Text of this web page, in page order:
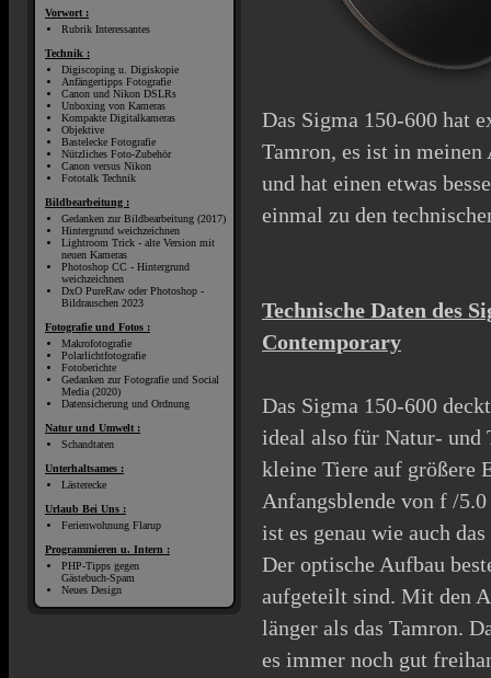
Vorwort :
Rubrik Interessantes
Technik :
Digiscoping u. Digiskopie
Anfängertipps Fotografie
Canon und Nikon DSLRs
Unboxing von Kameras
Kompakte Digitalkameras
Objektive
Bastelecke Fotografie
Nützliches Foto-Zubehör
Canon versus Nikon
Fototalk Technik
Bildbearbeitung :
Gedanken zur Bildbearbeitung (2017)
Hintergrund weichzeichnen
Lightroom Trick - alte Version mit
neuen Kameras
Photoshop CC - Hintergrund
weichzeichnen
DxO PureRaw oder Photoshop -
Bildrauschen 2023
Fotografie und Fotos :
Makrofotografie
Polarlichtfotografie
Fotoberichte
Gedanken zur Fotografie und Social
Media (2020)
Datensicherung und Ordnung
Natur und Umwelt :
Schandtaten
Unterhaltsames :
Lästerecke
Urlaub Bei Uns :
Ferienwohnung Flarup
Programmieren u. Intern :
PHP-Tipps gegen
Gästebuch-Spam
Neues Design
Das Sigma 150-600 hat
Tamron, es ist in
und hat einen etwas
einmal zu den
Technische Daten des
Contemporary
Das Sigma 150-600
ideal also für Natur- und
kleine Tiere auf größere
Anfangsblende von f /
ist es genau wie auch
Der optische Aufbau
aufgeteilt sind. Mit den
länger als das Tamron.
es immer noch gut